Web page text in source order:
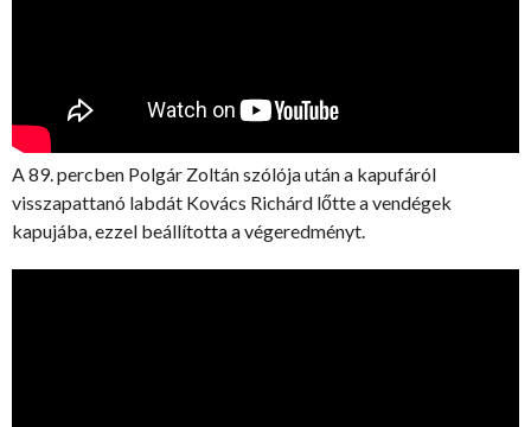
A 89. percben Polgár Zoltán szólója után a kapufáról
visszapattanó labdát Kovács Richárd lőtte a vendégek
kapujába, ezzel beállította a végeredményt.